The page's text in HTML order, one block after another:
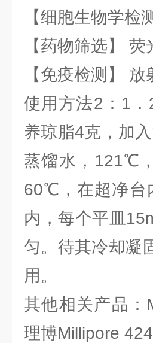
【细胞生物学
【药物筛选】
【免疫检测】
使用方法2：1
养琼脂4克，加
蒸馏水，121℃
60℃，在超净台
内，每个平皿
匀。待其冷却凝
用。
其他相关产品：
理博Millipore